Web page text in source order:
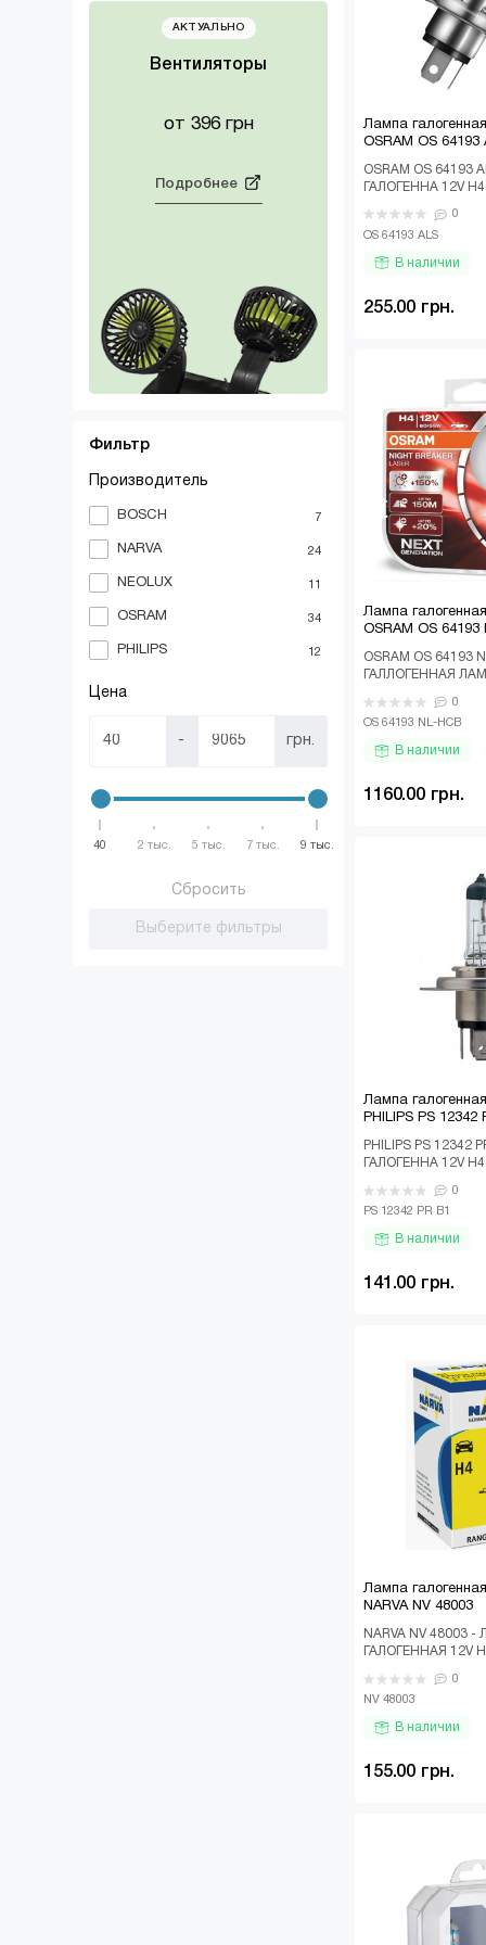
АКТУАЛЬНО
Вентиляторы
от 396 грн
Подробнее
Фильтр
Производитель
BOSCH 7
NARVA 24
NEOLUX 11
OSRAM 34
PHILIPS 12
Цена
- грн.
40 2 тыс. 5 тыс. 7 тыс. 9 тыс.
Сбросить
Выберите фильтры
Лампа
OSRAM OS 64193
OSRAM OS 64193
ГАЛОГЕННА 12V H4
СВІТЛА НА ДОРО..
0
OS 64193 ALS
В наличии
255.00 грн.
Лампа
OSRAM OS 64193
OSRAM OS 64193
ГАЛЛОГЕННАЯ
LASER NEXT
0
OS 64193 NL-HCB
В наличии
1160.00 грн.
Лампа
PHILIPS PS 12342
PHILIPS PS 12342
ГАЛОГЕННА 12V
(1ШТ В Б..
0
PS 12342 PR B1
В наличии
141.00 грн.
Лампа
NARVA NV 48003
NARVA NV 48003
ГАЛОГЕННАЯ 12V
Галогенная лампа
0
NV 48003
В наличии
155.00 грн.